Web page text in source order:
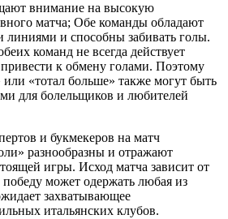
внимание на высокую
матча; Обе команды обладают
и способны забивать голы.
команд не всегда действует
к обмену голами. Поэтому
или «тотал больше» также могут быть
для болельщиков и любителей
и букмекеров на матч
разнообразны и отражают
игры. Исход матча зависит от
может одержать любая из
захватывающее
итальянских клубов.